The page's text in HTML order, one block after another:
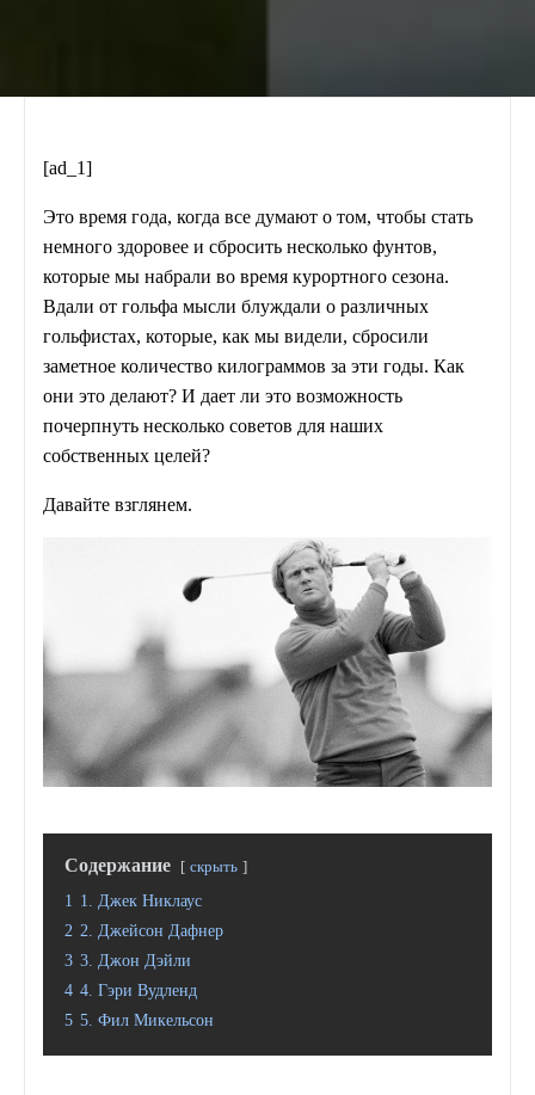
[ad_1]
Это время года, когда все думают о том, чтобы стать
немного здоровее и сбросить несколько фунтов,
которые мы набрали во время курортного сезона.
Вдали от гольфа мысли блуждали о различных
гольфистах, которые, как мы видели, сбросили
заметное количество килограммов за эти годы. Как
они это делают? И дает ли это возможность
почерпнуть несколько советов для наших
собственных целей?
Давайте взглянем.
Содержание скрыть
1 1. Джек Никлаус
2 2. Джейсон Дафнер
3 3. Джон Дэйли
4 4. Гэри Вудленд
5 5. Фил Микельсон